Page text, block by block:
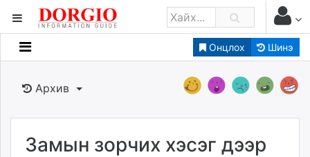
Онцлох Шинэ
Мэдээллийн
Банк санхүү
Бизнес ААН
Төрийн
Архив
Замын зорчих хэсэг дээр